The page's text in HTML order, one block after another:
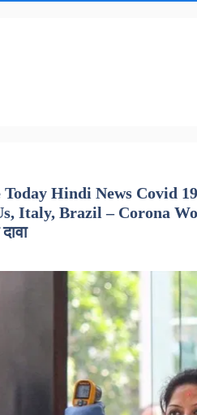
Hindi News Covid
Italy, Brazil – Corona